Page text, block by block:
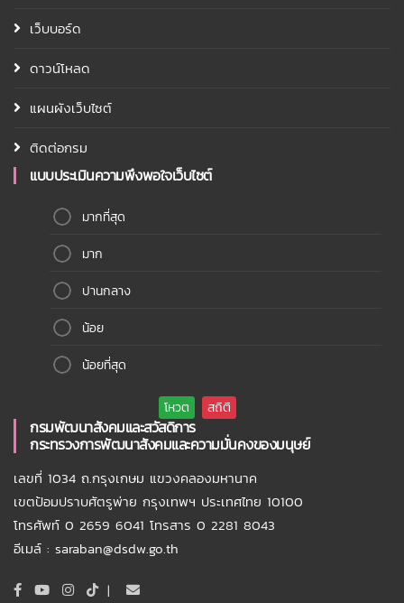
เว็บบอร์ด
ดาวน์โหลด
แผนผังเว็บไซต์
ติดต่อกรม
แบบประเมินความพึงพอใจเว็บไซต์
มากที่สุด
มาก
ปานกลาง
น้อย
น้อยที่สุด
กรมพัฒนาสังคมและสวัสดิการ
กระทรวงการพัฒนาสังคมและความมั่นคงของมนุษย์
เลขที่ 1034 ถ.กรุงเกษม แขวงคลองมหานาค
เขตป้อมปราบศัตรูพ่าย กรุงเทพฯ ประเทศไทย 10100
โทรศัพท์ 0 2659 6041 โทรสาร 0 2281 8043
อีเมล์ : saraban@dsdw.go.th
|